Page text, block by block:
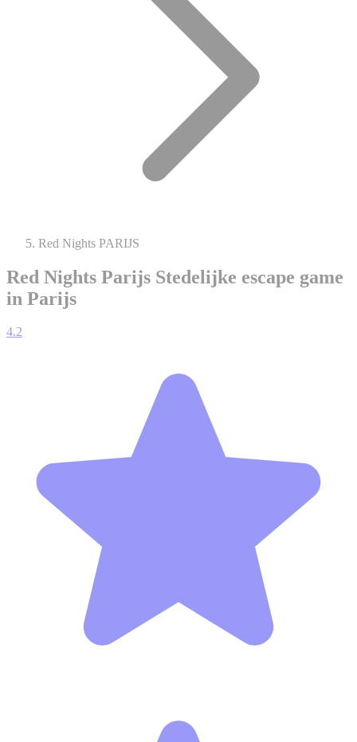
Red Nights PARIJS
Red Nights Parijs Stedelijke escape game
in Parijs
4.2